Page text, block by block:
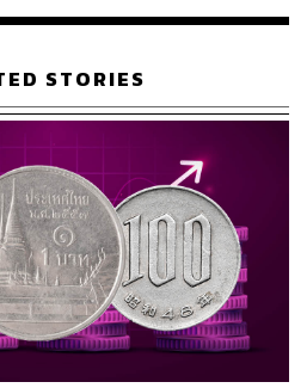
กับจีนมากขึ้น
ดงท่าทีสนับสนุนรัสเซียใน
ย แต่ในด้านเศรษฐกิจ จีนซุ่มขยาย
ย่างต่อเนื่อง ทำให้เศรษฐกิจ
ปได้ ดังนั้นการคว่ำบาตรของ
มกันลงโทษรัสเซีย กลับกลายเป็น
วย เสมือนเป็น ‘ผู้มีบุญคุณ’ ของ
อที่พึ่งหลักของรัสเซีย
STORIES